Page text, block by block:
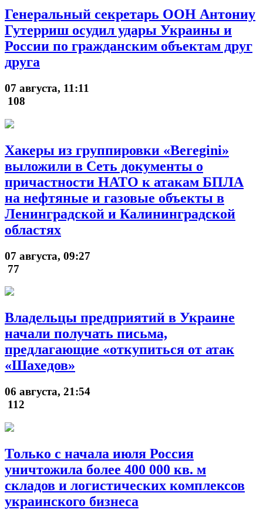
Генеральный секретарь ООН Антониу
Гутерриш осудил удары Украины и
России по гражданским объектам друг
друга
07 августа, 11:11
108
Хакеры из группировки «Beregini»
выложили в Сеть документы о
причастности НАТО к атакам БПЛА
на нефтяные и газовые объекты в
Ленинградской и Калининградской
областях
07 августа, 09:27
77
Владельцы предприятий в Украине
начали получать письма,
предлагающие «откупиться от атак
«Шахедов»
06 августа, 21:54
112
Только с начала июля Россия
уничтожила более 400 000 кв. м
складов и логистических комплексов
украинского бизнеса